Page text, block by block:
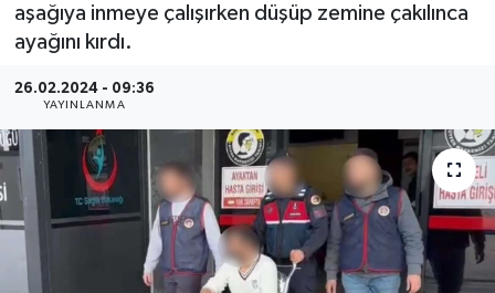
aşağıya inmeye çalışırken düşüp zemine çakılınca
ayağını kırdı.
26.02.2024 - 09:36
YAYINLANMA
SPOR
ÖZEL HABER
DTO
RESMİ REKLAM
Haber Arşivi